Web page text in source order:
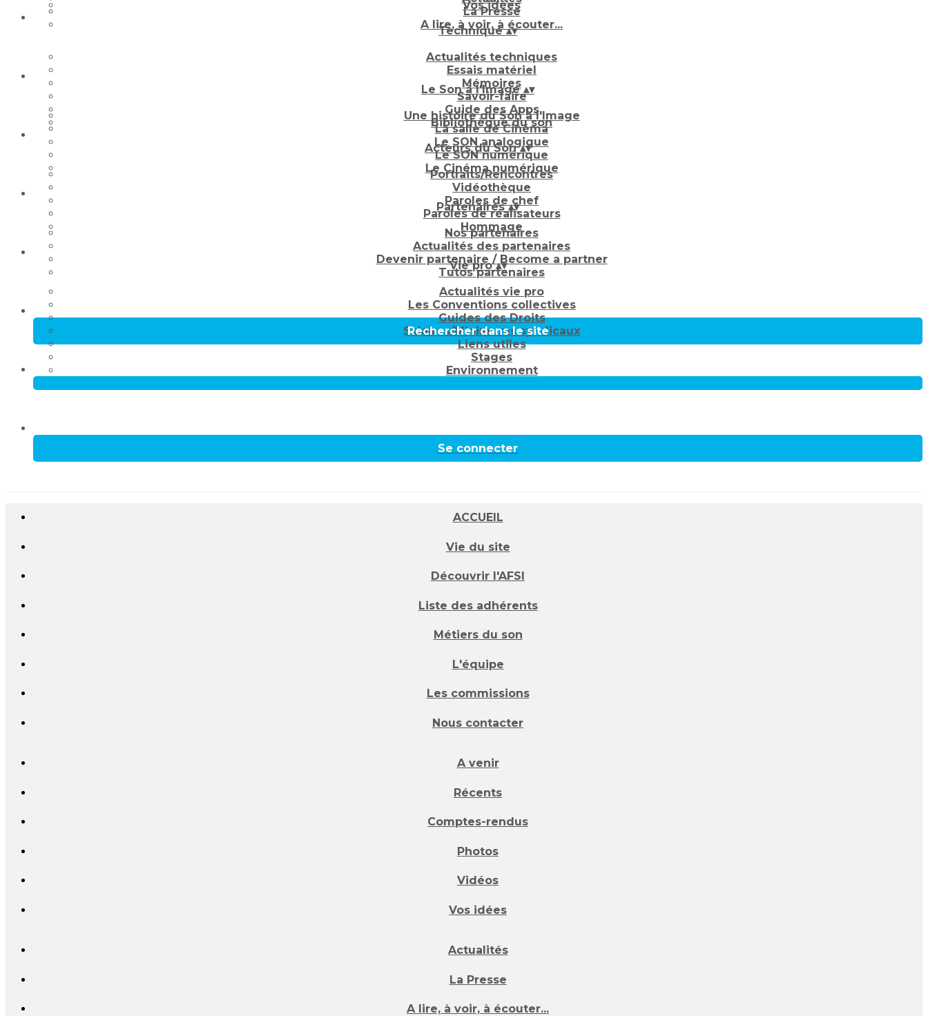
Vos idées
La Presse
A lire, à voir, à écouter...
Technique▴▾
Actualités techniques
Essais matériel
Mémoires
Savoir-faire
Guide des Apps
Bibliothèque du son
Le Son à l'Image▴▾
Une histoire du Son à l'Image
La salle de Cinéma
Le SON analogique
Le SON numérique
Le Cinéma numérique
Acteurs du Son▴▾
Portraits/Rencontres
Vidéothèque
Paroles de chef
Paroles de réalisateurs
Hommage
Partenaires▴▾
Nos partenaires
Actualités des partenaires
Devenir partenaire / Become a partner
Tutos partenaires
Vie pro▴▾
Actualités vie pro
Les Conventions collectives
Guides des Droits
Salaires/Minimums syndicaux
Liens utiles
Stages
Environnement
Rechercher dans le site
Se connecter
ACCUEIL
Vie du site
Découvrir l'AFSI
Liste des adhérents
Métiers du son
L'équipe
Les commissions
Nous contacter
A venir
Récents
Comptes-rendus
Photos
Vidéos
Vos idées
Actualités
La Presse
A lire, à voir, à écouter...